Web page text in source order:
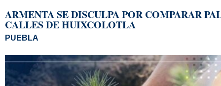
ARMENTA SE DISCULPA POR COMPARAR
CALLES DE HUIXCOLOTLA
PUEBLA